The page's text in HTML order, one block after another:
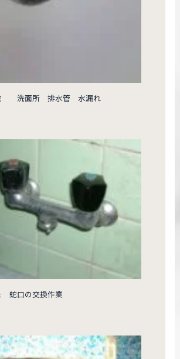
洗面所 排水管 水漏れ
蛇口の交換作業